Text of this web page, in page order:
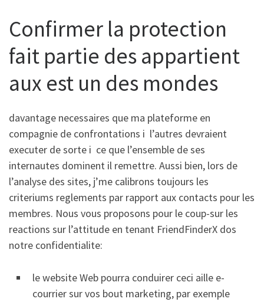
Confirmer la protection
fait partie des appartient
aux est un des mondes
davantage necessaires que ma plateforme en
compagnie de confrontations i l’autres devraient
executer de sorte i ce que l’ensemble de ses
internautes dominent il remettre. Aussi bien, lors de
l’analyse des sites, j’me calibrons toujours les
criteriums reglements par rapport aux contacts pour les
membres. Nous vous proposons pour le coup-sur les
reactions sur l’attitude en tenant FriendFinderX dos
notre confidentialite:
le website Web pourra conduirer ceci aille e-
courrier sur vos bout marketing, par exemple